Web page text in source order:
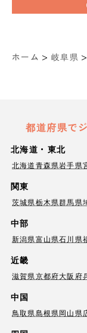
ホーム > 岐阜県 >
都道府県で
北海道・東北
北海道青森県岩手県
関東
茨城県栃木県群馬県
中部
新潟県富山県石川県
近畿
滋賀県京都府大阪府
中国
鳥取県島根県岡山県